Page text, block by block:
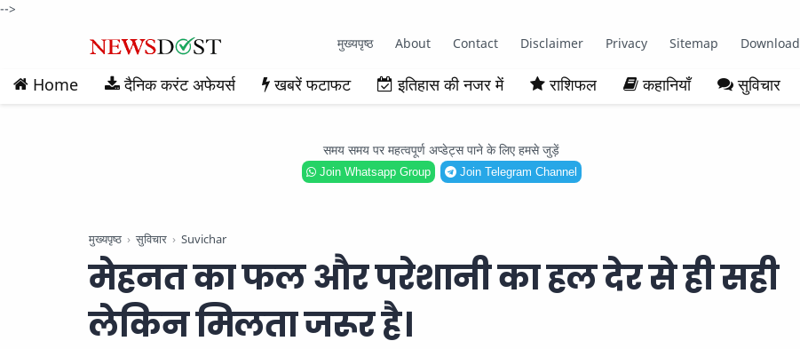
-->
मुख्यपृष्ठ About Contact Disclaimer Privacy Sitemap Download
Home दैनिक करंट अफेयर्स खबरें फटाफट इतिहास की नजर में राशिफल कहानियाँ सुविचार
समय समय पर महत्वपूर्ण अप्डेट्स पाने के लिए हमसे जुड़ें
Join Whatsapp Group Join Telegram Channel
मुख्यपृष्ठ सुविचार Suvichar
मेहनत का फल और परेशानी का हल देर से ही सही
लेकिन मिलता जरूर है।